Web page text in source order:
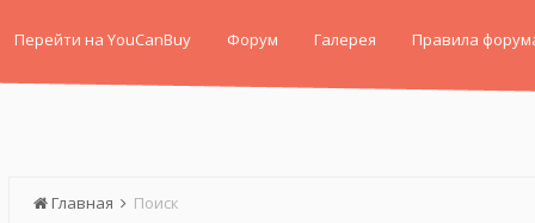
Перейти на YouCanBuy Форум Галерея Правила
Главная Поиск